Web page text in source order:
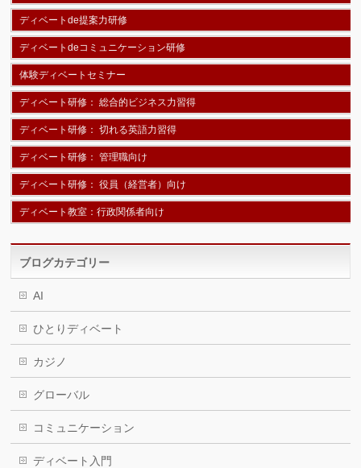
ディベートde提案力研修
ディベートdeコミュニケーション研修
体験ディベートセミナー
ディベート研修： 総合的ビジネス力習得
ディベート研修： 切れる英語力習得
ディベート研修： 管理職向け
ディベート研修： 役員（経営者）向け
ディベート教室：行政関係者向け
ブログカテゴリー
AI
ひとりディベート
カジノ
グローバル
コミュニケーション
ディベート入門